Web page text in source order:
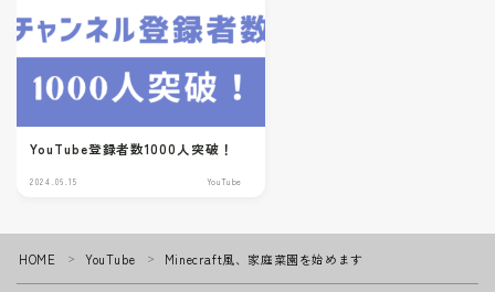
YouTube登録者数1000人突破！
2024.06.15 YouTube
HOME ＞ YouTube ＞ Minecraft風、家庭菜園を始めます